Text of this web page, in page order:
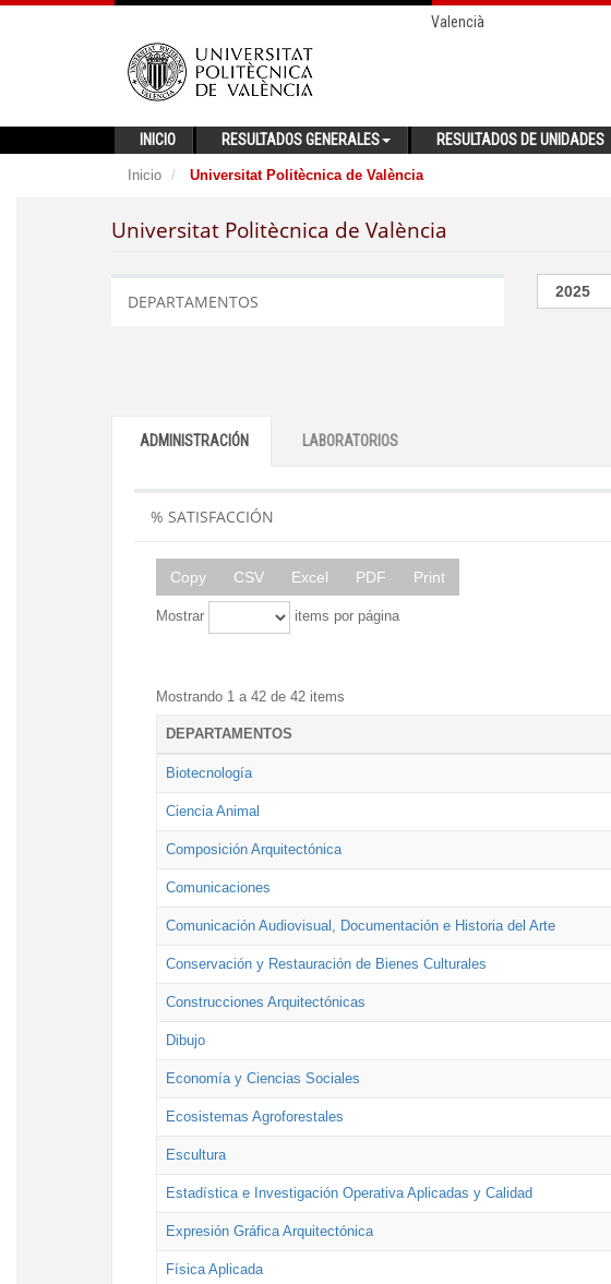
Valencià
INICIO RESULTADOS GENERALES RESULTADOS DE UNIDADES
Inicio Universitat Politècnica de València
Universitat Politècnica de València
DEPARTAMENTOS
ADMINISTRACIÓN LABORATORIOS
% SATISFACCIÓN
Copy CSV Excel PDF Print
Mostrar items por página
Mostrando 1 a 42 de 42 items
DEPARTAMENTOS
Biotecnología
Ciencia Animal
Composición Arquitectónica
Comunicaciones
Comunicación Audiovisual, Documentación e Historia del Arte
Conservación y Restauración de Bienes Culturales
Construcciones Arquitectónicas
Dibujo
Economía y Ciencias Sociales
Ecosistemas Agroforestales
Escultura
Estadística e Investigación Operativa Aplicadas y Calidad
Expresión Gráfica Arquitectónica
Física Aplicada